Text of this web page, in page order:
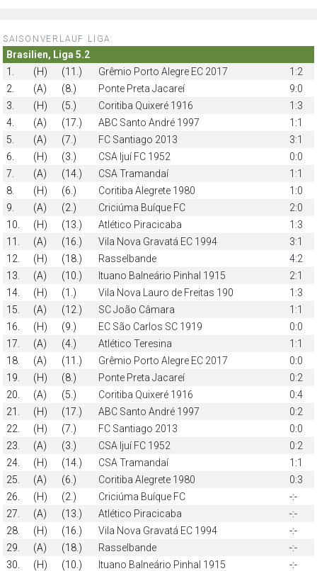
SAISONVERLAUF LIGA:
Brasilien, Liga 5.2
1.
(H) (11.) Grêmio Porto Alegre EC 2017
1:2
2.
(A) (8.) Ponte Preta Jacareí
9:0
3.
(H) (5.) Coritiba Quixeré 1916
1:3
4.
(A) (17.) ABC Santo André 1997
1:1
5.
(A) (7.) FC Santiago 2013
3:1
6.
(H) (3.) CSA Ijuí FC 1952
0:0
7.
(A) (14.) CSA Tramandaí
1:1
8.
(H) (6.) Coritiba Alegrete 1980
1:0
9.
(A) (2.) Criciúma Buíque FC
2:0
10.
(H) (13.) Atlético Piracicaba
1:3
11.
(A) (16.) Vila Nova Gravatá EC 1994
3:1
12.
(H) (18.) Rasselbande
4:2
13.
(A) (10.) Ituano Balneário Pinhal 1915
2:1
14.
(H) (1.) Vila Nova Lauro de Freitas 190
1:3
15.
(A) (12.) SC João Câmara
1:1
16.
(H) (9.) EC São Carlos SC 1919
0:0
17.
(A) (4.) Atlético Teresina
1:1
18.
(A) (11.) Grêmio Porto Alegre EC 2017
0:0
19.
(H) (8.) Ponte Preta Jacareí
0:2
20.
(A) (5.) Coritiba Quixeré 1916
0:4
21.
(H) (17.) ABC Santo André 1997
0:2
22.
(H) (7.) FC Santiago 2013
0:0
23.
(A) (3.) CSA Ijuí FC 1952
0:2
24.
(H) (14.) CSA Tramandaí
1:1
25.
(A) (6.) Coritiba Alegrete 1980
0:3
26.
(H) (2.) Criciúma Buíque FC
-:-
27.
(A) (13.) Atlético Piracicaba
-:-
28.
(H) (16.) Vila Nova Gravatá EC 1994
-:-
29.
(A) (18.) Rasselbande
-:-
30.
(H) (10.) Ituano Balneário Pinhal 1915
-:-